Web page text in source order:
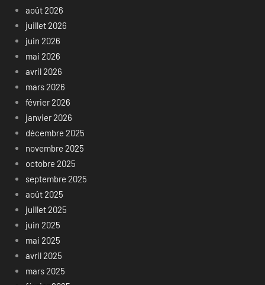
août 2026
juillet 2026
juin 2026
mai 2026
avril 2026
mars 2026
février 2026
janvier 2026
décembre 2025
novembre 2025
octobre 2025
septembre 2025
août 2025
juillet 2025
juin 2025
mai 2025
avril 2025
mars 2025